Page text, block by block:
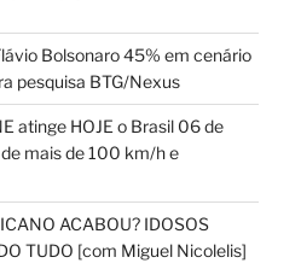
Bolsonaro 45% em cenário
pesquisa BTG/Nexus
atinge HOJE o Brasil 06 de
de mais de 100 km/h e
ACABOU? IDOSOS
TUDO [com Miguel Nicolelis]